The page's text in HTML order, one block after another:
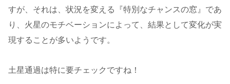
すが、それは、状況を変える『特別なチャンスの窓』であ
り、火星のモチベーションによって、結果として変化が実
現することが多いようです。
土星通過は特に要チェックですね！